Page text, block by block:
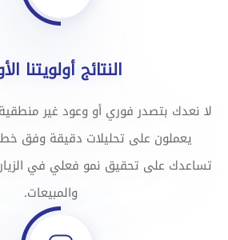
النتائج أولويتنا
لا نعدك بتصدر فوري أو وعود غير
يعملون على تحليلات دقيقة وفق
تساعدك على تحقيق نمو فعلي في
والمبيعات.